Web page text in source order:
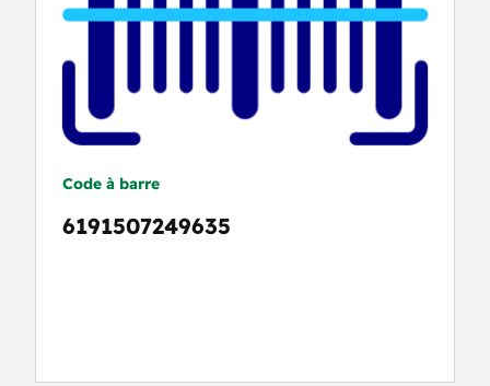
Code à barre
6191507249635